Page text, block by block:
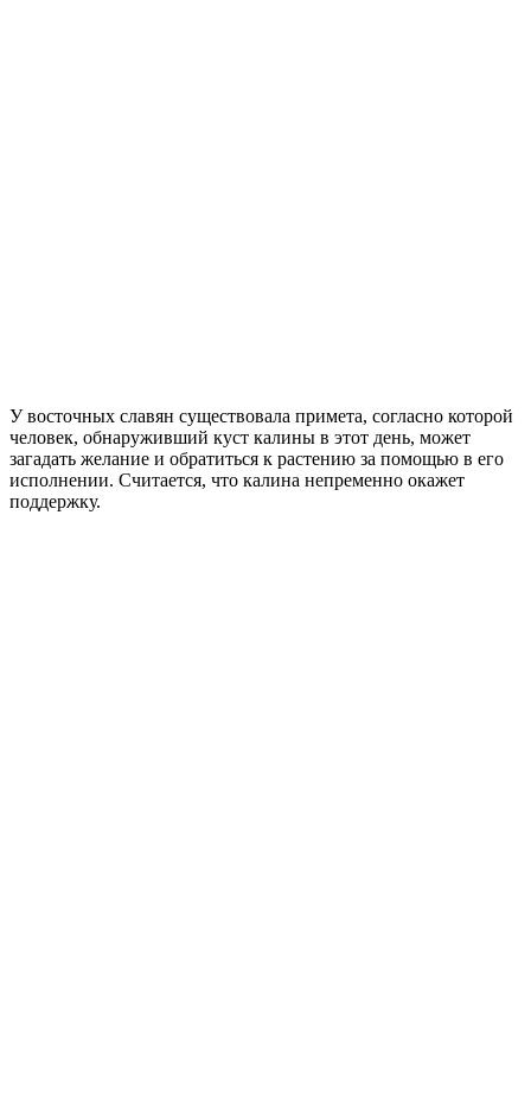
У восточных славян существовала примета, согласно которой
человек, обнаруживший куст калины в этот день, может
загадать желание и обратиться к растению за помощью в его
исполнении. Считается, что калина непременно окажет
поддержку.